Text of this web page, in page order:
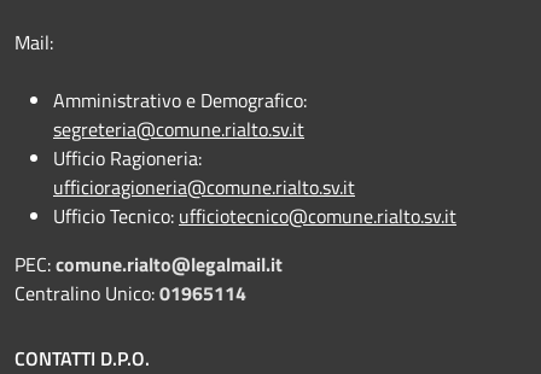
Mail:
Amministrativo e Demografico:
segreteria@comune.rialto.sv.it
Ufficio Ragioneria:
ufficioragioneria@comune.rialto.sv.it
Ufficio Tecnico: ufficiotecnico@comune.rialto.sv.it
PEC:comune.rialto@legalmail.it
Centralino Unico:01965114
CONTATTI D.P.O.